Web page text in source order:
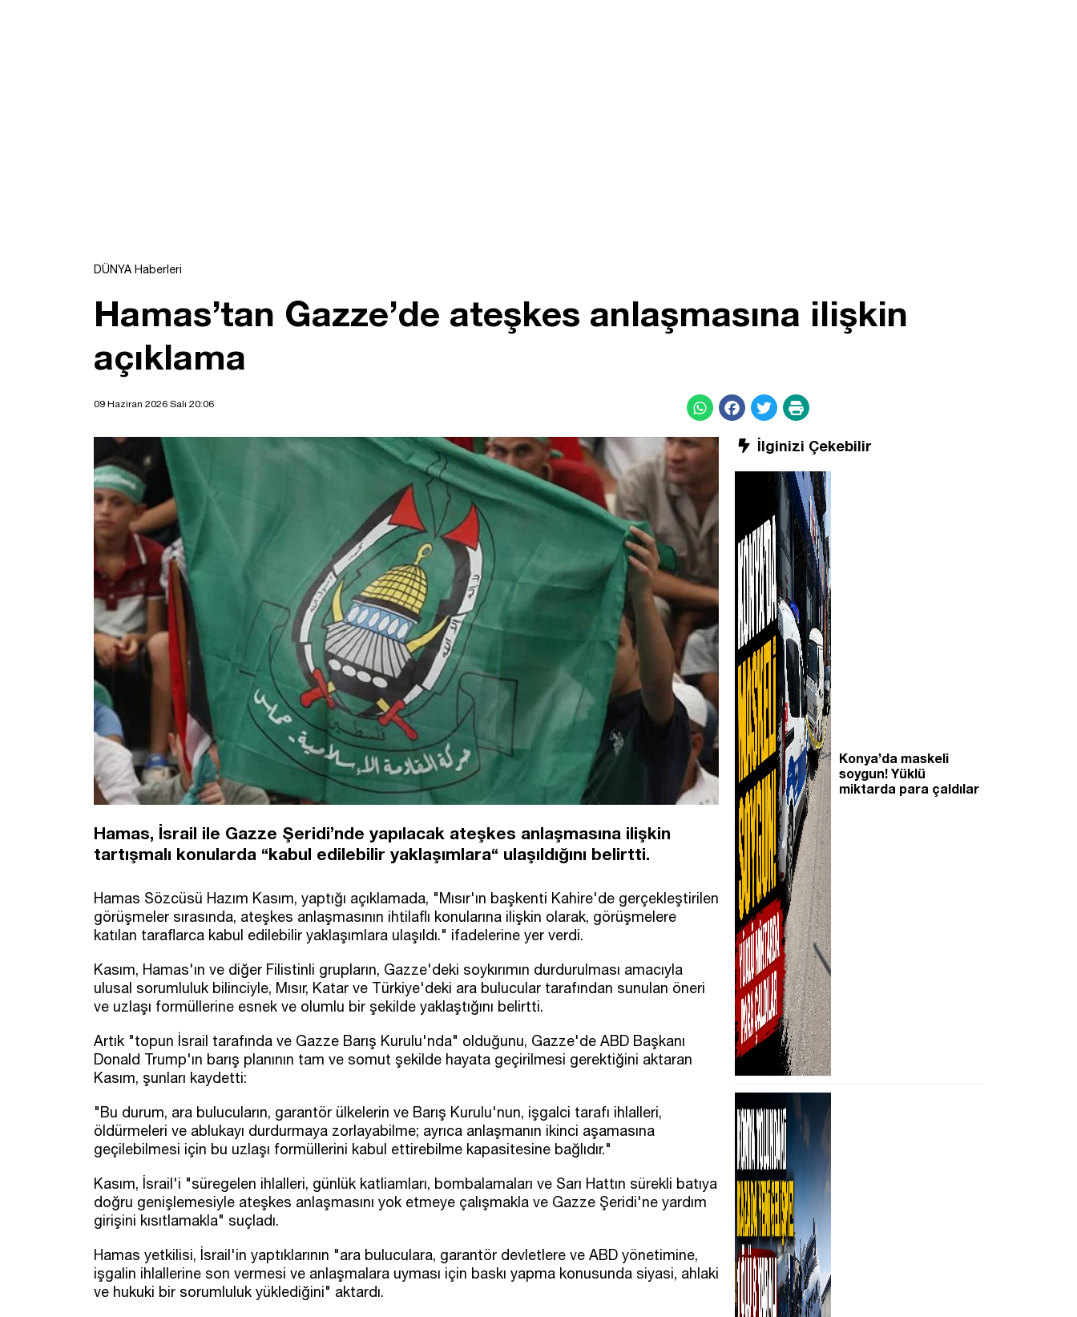
DÜNYA Haberleri
Hamas’tan Gazze’de ateşkes anlaşmasına ilişkin
açıklama
09 Haziran 2026 Salı 20:06
Hamas, İsrail ile Gazze Şeridi’nde yapılacak ateşkes anlaşmasına ilişkin
tartışmalı konularda “kabul edilebilir yaklaşımlara“ ulaşıldığını belirtti.
Hamas Sözcüsü Hazım Kasım, yaptığı açıklamada, "Mısır'ın başkenti Kahire'de gerçekleştirilen
görüşmeler sırasında, ateşkes anlaşmasının ihtilaflı konularına ilişkin olarak, görüşmelere
katılan taraflarca kabul edilebilir yaklaşımlara ulaşıldı." ifadelerine yer verdi.
Kasım, Hamas'ın ve diğer Filistinli grupların, Gazze'deki soykırımın durdurulması amacıyla
ulusal sorumluluk bilinciyle, Mısır, Katar ve Türkiye'deki ara bulucular tarafından sunulan öneri
ve uzlaşı formüllerine esnek ve olumlu bir şekilde yaklaştığını belirtti.
Artık "topun İsrail tarafında ve Gazze Barış Kurulu'nda" olduğunu, Gazze'de ABD Başkanı
Donald Trump'ın barış planının tam ve somut şekilde hayata geçirilmesi gerektiğini aktaran
Kasım, şunları kaydetti:
"Bu durum, ara bulucuların, garantör ülkelerin ve Barış Kurulu'nun, işgalci tarafı ihlalleri,
öldürmeleri ve ablukayı durdurmaya zorlayabilme; ayrıca anlaşmanın ikinci aşamasına
geçilebilmesi için bu uzlaşı formüllerini kabul ettirebilme kapasitesine bağlıdır."
Kasım, İsrail'i "süregelen ihlalleri, günlük katliamları, bombalamaları ve Sarı Hattın sürekli batıya
doğru genişlemesiyle ateşkes anlaşmasını yok etmeye çalışmakla ve Gazze Şeridi'ne yardım
girişini kısıtlamakla" suçladı.
Hamas yetkilisi, İsrail'in yaptıklarının "ara buluculara, garantör devletlere ve ABD yönetimine,
işgalin ihlallerine son vermesi ve anlaşmalara uyması için baskı yapma konusunda siyasi, ahlaki
ve hukuki bir sorumluluk yüklediğini" aktardı.
İlginizi Çekebilir
Konya’da maskeli
soygun! Yüklü
miktarda para çaldılar